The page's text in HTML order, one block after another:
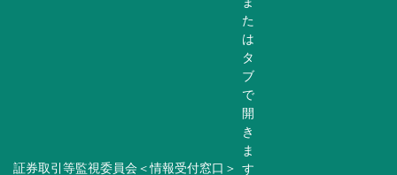
証券取引等監視委員会＜情報受付窓口＞